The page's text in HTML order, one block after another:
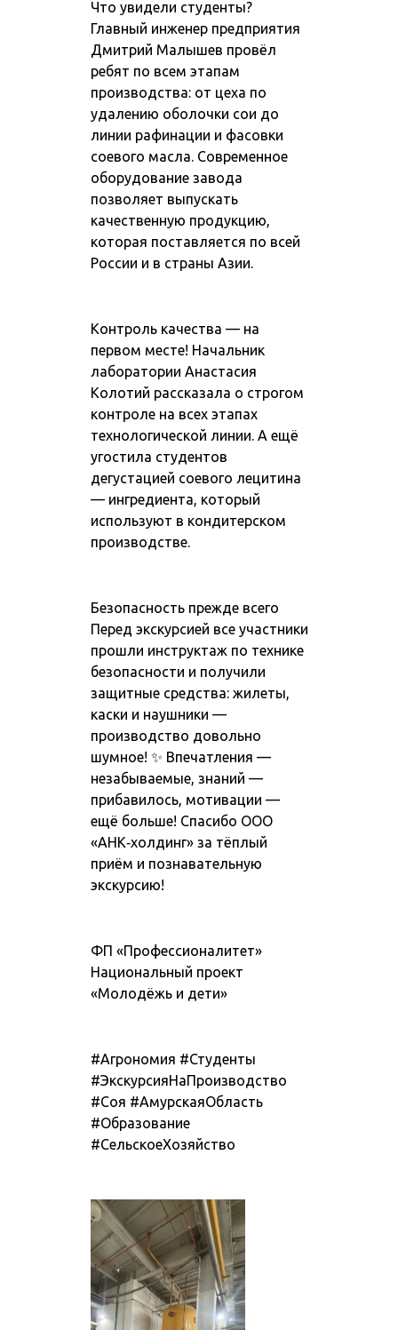
Что увидели студенты?
Главный инженер предприятия
Дмитрий Малышев провёл
ребят по всем этапам
производства: от цеха по
удалению оболочки сои до
линии рафинации и фасовки
соевого масла. Современное
оборудование завода
позволяет выпускать
качественную продукцию,
которая поставляется по всей
России и в страны Азии.
Контроль качества — на
первом месте! Начальник
лаборатории Анастасия
Колотий рассказала о строгом
контроле на всех этапах
технологической линии. А ещё
угостила студентов
дегустацией соевого лецитина
— ингредиента, который
используют в кондитерском
производстве.
Безопасность прежде всего
Перед экскурсией все участники
прошли инструктаж по технике
безопасности и получили
защитные средства: жилеты,
каски и наушники —
производство довольно
шумное! ✨ Впечатления —
незабываемые, знаний —
прибавилось, мотивации —
ещё больше! Спасибо ООО
«АНК‑холдинг» за тёплый
приём и познавательную
экскурсию!
ФП «Профессионалитет»
Национальный проект
«Молодёжь и дети»
#Агрономия #Студенты
#ЭкскурсияНаПроизводство
#Соя #АмурскаяОбласть
#Образование
#СельскоеХозяйство